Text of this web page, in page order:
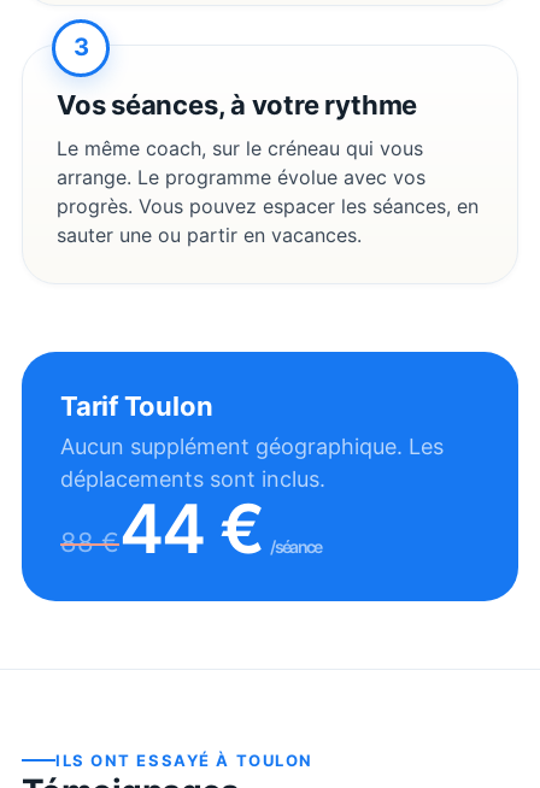
3
Vos séances, à votre rythme
Le même coach, sur le créneau qui vous
arrange. Le programme évolue avec vos
progrès. Vous pouvez espacer les séances, en
sauter une ou partir en vacances.
TarifToulon
Aucun supplément géographique. Les
déplacements sont inclus.
88€44 € /séance
ILS ONT ESSAYÉ À TOULON